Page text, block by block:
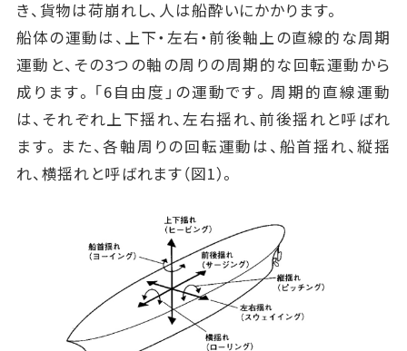
き、貨物は荷崩れし、人は船酔いにかかります。
船体の運動は、上下・左右・前後軸上の直線的な周期
運動と、その3つの軸の周りの周期的な回転運動から
成ります。「6自由度」の運動です。周期的直線運動
は、それぞれ上下揺れ、左右揺れ、前後揺れと呼ばれ
ます。また、各軸周りの回転運動は、船首揺れ、縦揺
れ、横揺れと呼ばれます（図1）。